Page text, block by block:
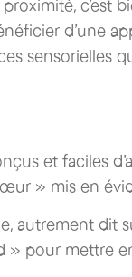
c’est
d’une
sensorielles
et faciles
» mis en
autrement dit
» pour mettre